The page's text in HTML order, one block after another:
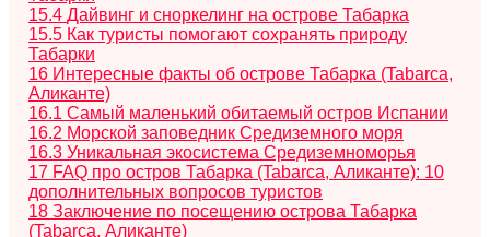
15.4 Дайвинг и сноркелинг на острове Табарка
15.5 Как туристы помогают сохранять природу
Табарки
16 Интересные факты об острове Табарка (Tabarca,
Аликанте)
16.1 Самый маленький обитаемый остров Испании
16.2 Морской заповедник Средиземного моря
16.3 Уникальная экосистема Средиземноморья
17 FAQ про остров Табарка (Tabarca, Аликанте): 10
дополнительных вопросов туристов
18 Заключение по посещению острова Табарка
(Tabarca, Аликанте)